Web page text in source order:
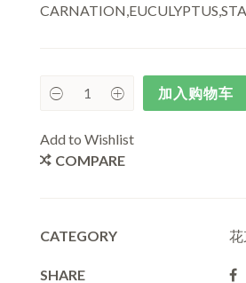
加入购物车
Add to Wishlist
COMPARE
CATEGORY 花
SHARE